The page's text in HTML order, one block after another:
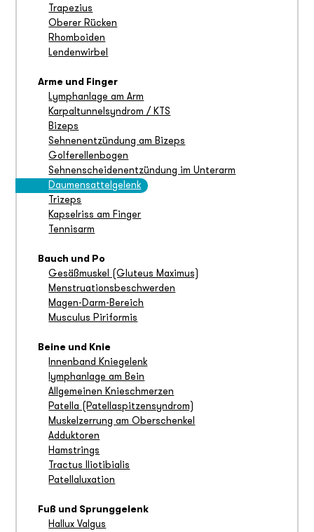
Trapezius
Oberer Rücken
Rhomboiden
Lendenwirbel
Arme und Finger
Lymphanlage am Arm
Karpaltunnelsyndrom / KTS
Bizeps
Sehnenentzündung am Bizeps
Golferellenbogen
Sehnenscheidenentzündung im Unterarm
Daumensattelgelenk
Trizeps
Kapselriss am Finger
Tennisarm
Bauch und Po
Gesäßmuskel (Gluteus Maximus)
Menstruationsbeschwerden
Magen-Darm-Bereich
Musculus Piriformis
Beine und Knie
Innenband Kniegelenk
lymphanlage am Bein
Allgemeinen Knieschmerzen
Patella (Patellaspitzensyndrom)
Muskelzerrung am Oberschenkel
Adduktoren
Hamstrings
Tractus Iliotibialis
Patellaluxation
Fuß und Sprunggelenk
Hallux Valgus